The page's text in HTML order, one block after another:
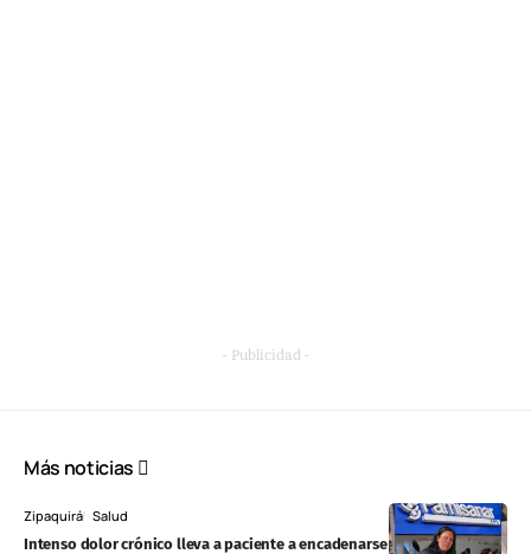
- Publicidad -
Más noticias
Zipaquirá Salud
Intenso dolor crónico lleva a paciente a encadenarse en Famisanar